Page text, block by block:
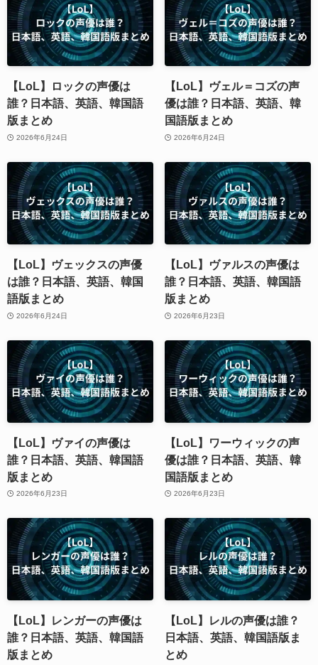
【LoL】ロックの声優は
誰？日本語、英語、韓国語
版まとめ
2026年6月24日
【LoL】ヴェル＝コズの声
優は誰？日本語、英語、韓
国語版まとめ
2026年6月24日
【LoL】ヴェックスの声優
は誰？日本語、英語、韓国
語版まとめ
2026年6月24日
【LoL】ヴァルスの声優は
誰？日本語、英語、韓国語
版まとめ
2026年6月23日
【LoL】ヴァイの声優は
誰？日本語、英語、韓国語
版まとめ
2026年6月23日
【LoL】ワーウィックの声
優は誰？日本語、英語、韓
国語版まとめ
2026年6月23日
【LoL】レンガーの声優は
誰？日本語、英語、韓国語
版まとめ
【LoL】レルの声優は誰？
日本語、英語、韓国語版ま
とめ